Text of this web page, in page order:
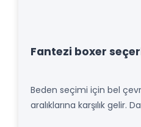
Fantezi boxer
Beden seçimi için bel
aralıklarına karşılık